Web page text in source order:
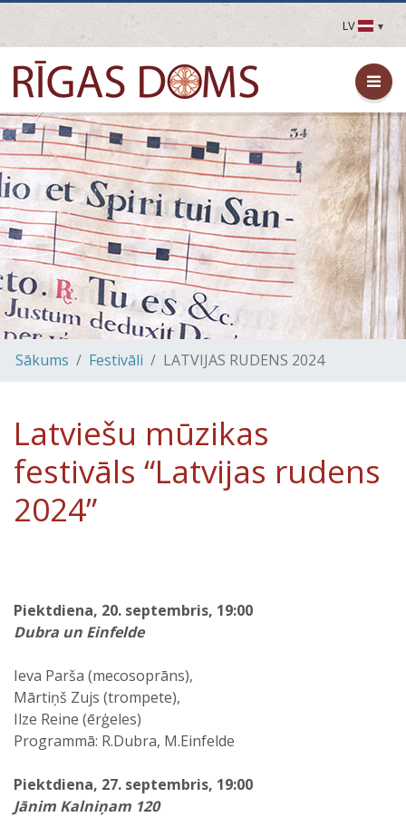
LV
LV
EN
DE
FR
UA
LT
EE
FI
Sākums Festivāli LATVIJAS RUDENS 2024
Latviešu mūzikas
festivāls “Latvijas rudens
2024”
Piektdiena, 20. septembris, 19:00
Dubra un Einfelde
Ieva Parša (mecosoprāns),
Mārtiņš Zujs (trompete),
Ilze Reine (ērģeles)
Programmā: R.Dubra, M.Einfelde
Piektdiena, 27. septembris, 19:00
Jānim Kalniņam 120